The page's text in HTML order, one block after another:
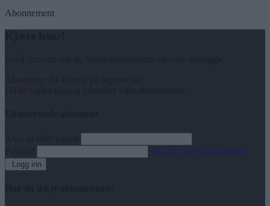
Abonnement
Har du gløymt passordet?
Logg inn